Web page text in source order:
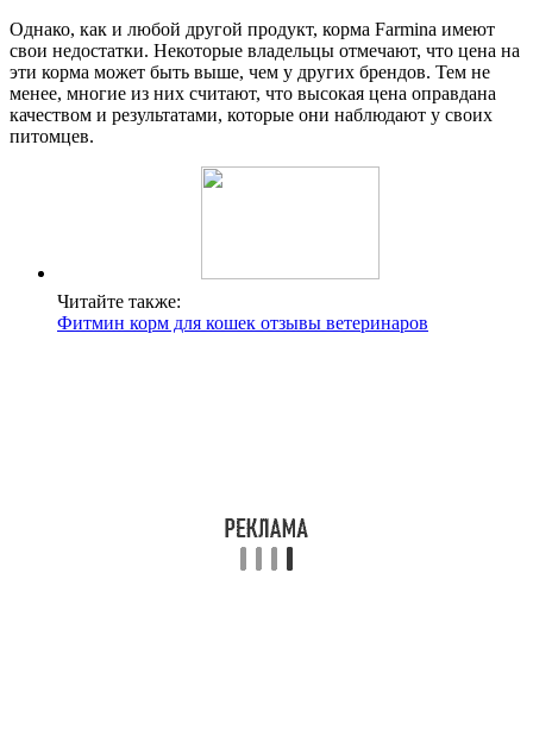
Однако, как и любой другой продукт, корма Farmina имеют
свои недостатки. Некоторые владельцы отмечают, что цена на
эти корма может быть выше, чем у других брендов. Тем не
менее, многие из них считают, что высокая цена оправдана
качеством и результатами, которые они наблюдают у своих
питомцев.
Читайте также:
Фитмин корм для кошек отзывы ветеринаров